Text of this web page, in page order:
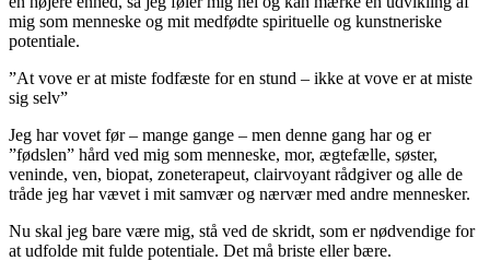
mig som menneske og mit medfødte spirituelle og kunstneriske
potentiale.
”At vove er at miste fodfæste for en stund – ikke at vove er at miste
sig selv”
Jeg har vovet før – mange gange – men denne gang har og er
”fødslen” hård ved mig som menneske, mor, ægtefælle, søster,
veninde, ven, biopat, zoneterapeut, clairvoyant rådgiver og alle de
tråde jeg har vævet i mit samvær og nærvær med andre mennesker.
Nu skal jeg bare være mig, stå ved de skridt, som er nødvendige for
at udfolde mit fulde potentiale. Det må briste eller bære.